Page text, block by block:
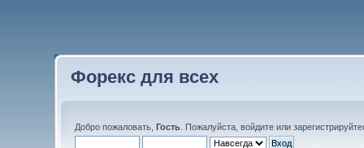
Форекс для всех
Добро пожаловать,Гость . Пожалуйста,войдите или